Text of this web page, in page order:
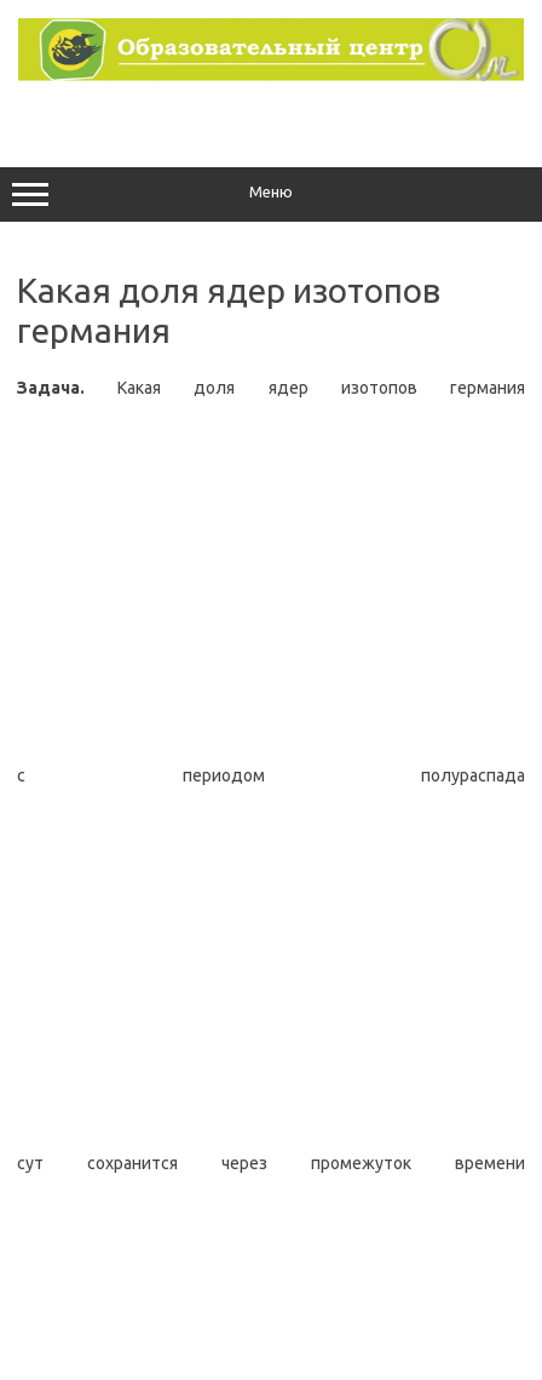
содержимому
Меню
Какая доля ядер изотопов
германия
Задача.Какая доля ядер изотопов германия
с периодом полураспада
сут сохранится через промежуток времени